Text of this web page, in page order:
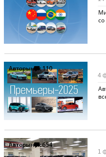
со
Авторынок110
4
Авторынок654
1